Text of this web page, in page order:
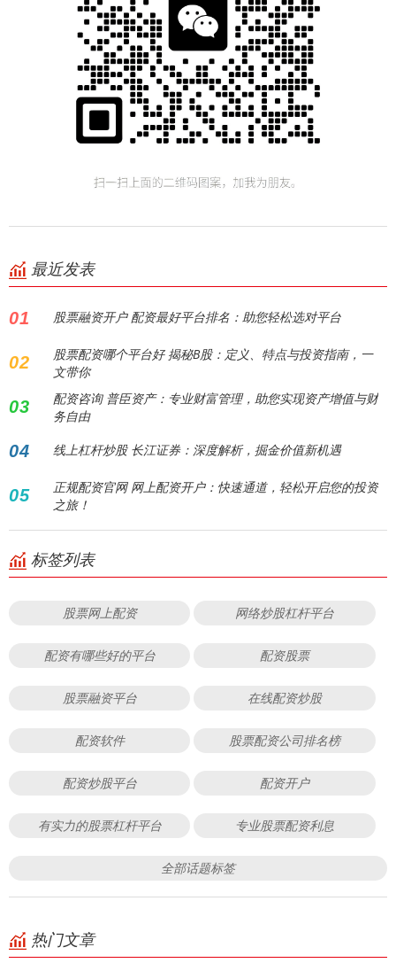
最近发表
01 股票融资开户 配资最好平台排名：助您轻松选对平台
02
股票配资哪个平台好 揭秘B股：定义、特点与投资指南，一
文带你
03
配资咨询 普臣资产：专业财富管理，助您实现资产增值与财
务自由
04 线上杠杆炒股 长江证券：深度解析，掘金价值新机遇
05
正规配资官网 网上配资开户：快速通道，轻松开启您的投资
之旅！
标签列表
股票网上配资 网络炒股杠杆平台
配资有哪些好的平台 配资股票
股票融资平台 在线配资炒股
配资软件 股票配资公司排名榜
配资炒股平台 配资开户
有实力的股票杠杆平台 专业股票配资利息
全部话题标签
热门文章